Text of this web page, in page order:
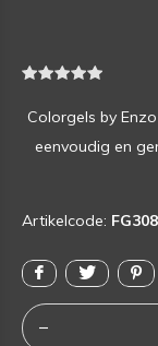
Colorgels by
eenvoudig en
Artikelcode: FG308